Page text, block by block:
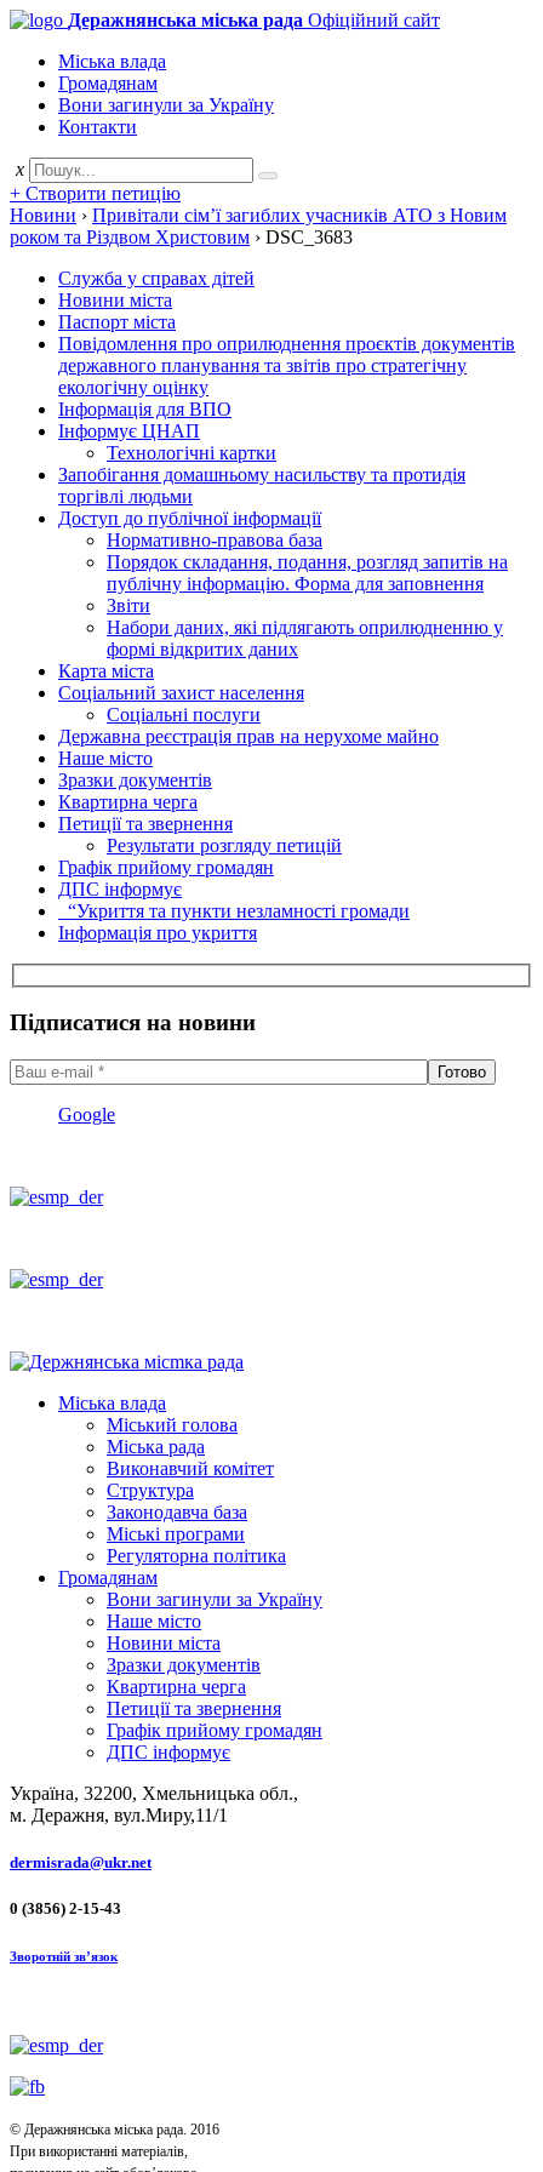
Деражнянська міська рада Офіційний сайт
Міська влада
Громадянам
Вони загинули за Україну
Контакти
x
+ Створити петицію
Новини › Привітали сім’ї загиблих учасників АТО з Новим
роком та Різдвом Христовим › DSC_3683
Служба у справах дітей
Новини міста
Паспорт міста
Повідомлення про оприлюднення проєктів документів
державного планування та звітів про стратегічну
екологічну оцінку
Інформація для ВПО
Інформує ЦНАП
Технологічні картки
Запобігання домашньому насильству та протидія
торгівлі людьми
Доступ до публічної інформації
Нормативно-правова база
Порядок складання, подання, розгляд запитів на
публічну інформацію. Форма для заповнення
Звіти
Набори даних, які підлягають оприлюдненню у
формі відкритих даних
Карта міста
Соціальний захист населення
Соціальні послуги
Державна реєстрація прав на нерухоме майно
Наше місто
Зразки документів
Квартирна черга
Петиції та звернення
Результати розгляду петицій
Графік прийому громадян
ДПС інформує
“Укриття та пункти незламності громади
Інформація про укриття
Підписатися на новини
Google
Міська влада
Міський голова
Міська рада
Виконавчий комітет
Структура
Законодавча база
Міські програми
Регуляторна політика
Громадянам
Вони загинули за Україну
Наше місто
Новини міста
Зразки документів
Квартирна черга
Петиції та звернення
Графік прийому громадян
ДПС інформує
Україна, 32200, Хмельницька обл.,
м. Деражня, вул.Миру,11/1
dermisrada@ukr.net
0 (3856) 2-15-43
Зворотній зв’язок
© Деражнянська міська рада. 2016
При використанні матеріалів,